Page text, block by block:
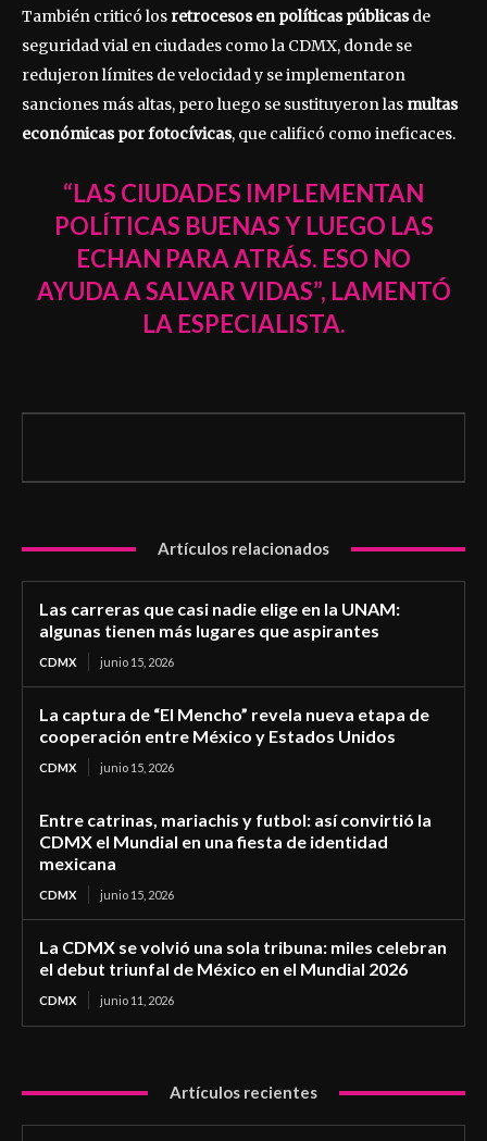
También criticó los retrocesos en políticas públicasde
seguridad vial en ciudades como la CDMX, donde se
redujeron límites de velocidad y se implementaron
sanciones más altas, pero luego se sustituyeron las multas
económicas por fotocívicas, que calificó como ineficaces.
“LAS CIUDADES IMPLEMENTAN
POLÍTICAS BUENAS Y LUEGO LAS
ECHAN PARA ATRÁS. ESO NO
AYUDA A SALVAR VIDAS”, LAMENTÓ
LA ESPECIALISTA.
Artículos relacionados
Las carreras que casi nadie elige en la UNAM:
algunas tienen más lugares que aspirantes
CDMX junio 15, 2026
La captura de “El Mencho” revela nueva etapa de
cooperación entre México y Estados Unidos
CDMX junio 15, 2026
Entre catrinas, mariachis y futbol: así convirtió la
CDMX el Mundial en una fiesta de identidad
mexicana
CDMX junio 15, 2026
La CDMX se volvió una sola tribuna: miles celebran
el debut triunfal de México en el Mundial 2026
CDMX junio 11, 2026
Artículos recientes